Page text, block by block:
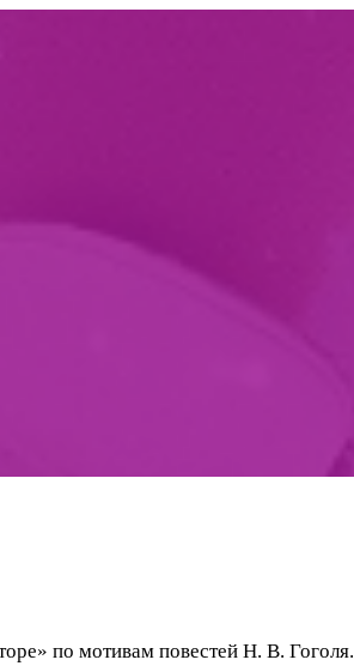
по мотивам повестей Н. В. Гоголя.